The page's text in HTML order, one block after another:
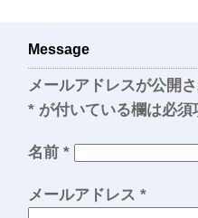
Message
メールアドレスが公開
* が付いている欄は必須
名前 *
メールアドレス *